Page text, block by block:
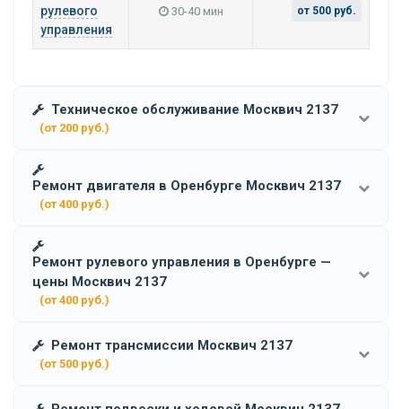
рулевого
управления
30-40 мин от 500 руб.
Техническое обслуживание Москвич 2137
(от 200 руб.)
Ремонт двигателя в Оренбурге Москвич 2137
(от 400 руб.)
Ремонт рулевого управления в Оренбурге —
цены Москвич 2137
(от 400 руб.)
Ремонт трансмиссии Москвич 2137
(от 500 руб.)